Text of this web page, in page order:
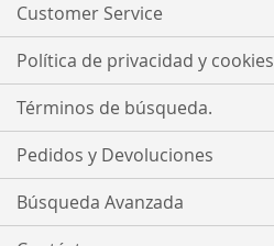
Customer Service
Política de privacidad y cookies
Términos de búsqueda.
Pedidos y Devoluciones
Búsqueda Avanzada